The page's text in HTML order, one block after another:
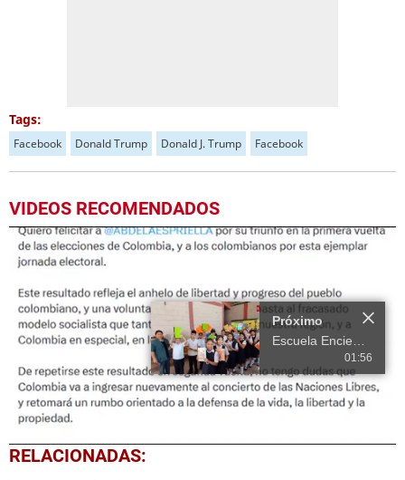
Tags:
Facebook Donald Trump Donald J. Trump Facebook
VIDEOS RECOMENDADOS
0
seconds
Próximo
01:56
RELACIONADAS: